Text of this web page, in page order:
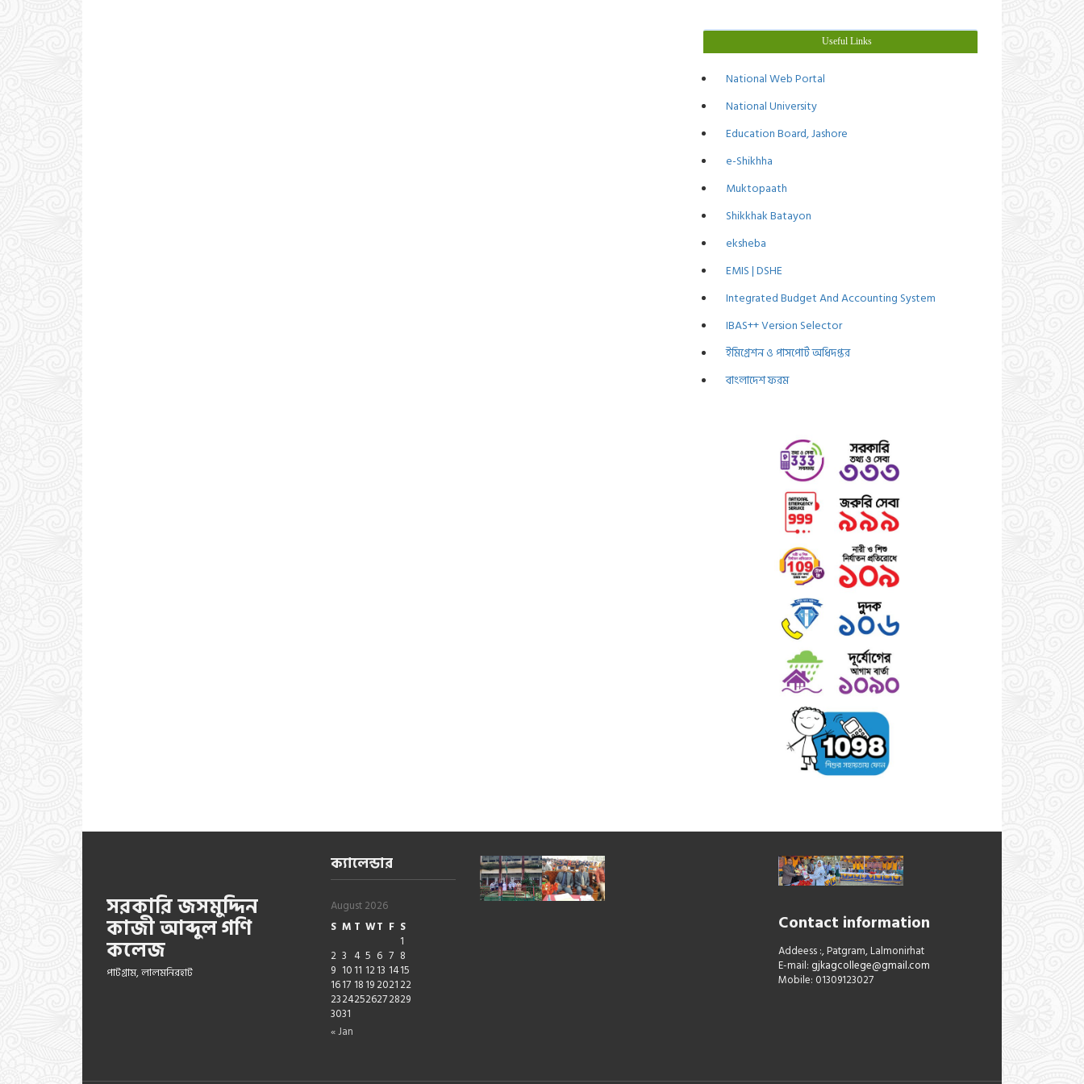
Useful Links
National Web Portal
National University
Education Board, Jashore
e-Shikhha
Muktopaath
Shikkhak Batayon
eksheba
EMIS | DSHE
Integrated Budget And Accounting System
IBAS++ Version Selector
ইমিগ্রেশন ও পাসপোর্ট অধিদপ্তর
বাংলাদেশ ফরম
সরকারি জসমুদ্দিন
কাজী আব্দুল গণি
কলেজ
পাটগ্রাম, লালমনিরহাট
ক্যালেন্ডার
August 2026
S M T WT F S
1
2 3 4 5 6 7 8
9 1011 1213 1415
1617 1819 202122
23242526272829
3031
« Jan
Contact information
Addeess :, Patgram, Lalmonirhat
E-mail: gjkagcollege@gmail.com
Mobile: 01309123027